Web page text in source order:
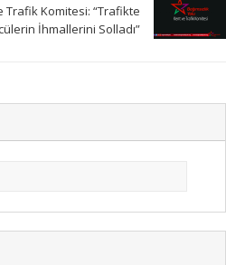
Trafik Komitesi: “Trafikte
İhmallerini Solladı”